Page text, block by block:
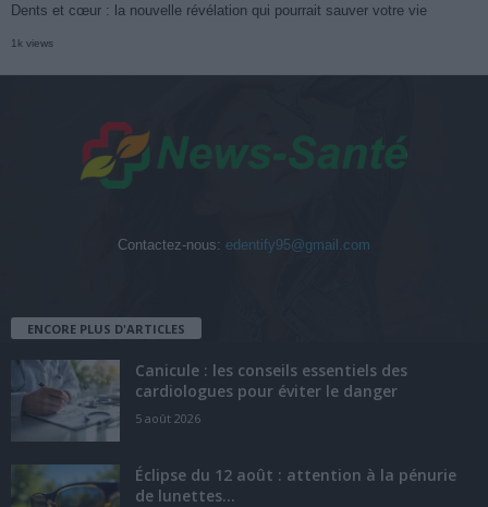
Dents et cœur : la nouvelle révélation qui pourrait sauver votre vie
1k views
Contactez-nous: edentify95@gmail.com
ENCORE PLUS D'ARTICLES
Canicule : les conseils essentiels des
cardiologues pour éviter le danger
5 août 2026
Éclipse du 12 août : attention à la pénurie
de lunettes...